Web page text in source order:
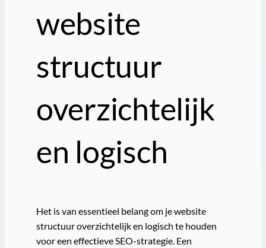
website
structuur
overzichtelijk
en logisch
Het is van essentieel belang om je website
structuur overzichtelijk en logisch te houden
voor een effectieve SEO-strategie. Een